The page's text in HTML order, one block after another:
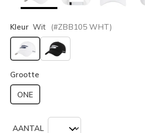
Kleur Wit (#ZBB105 WHT)
geselecteerd
Grootte
ONE
AANTAL